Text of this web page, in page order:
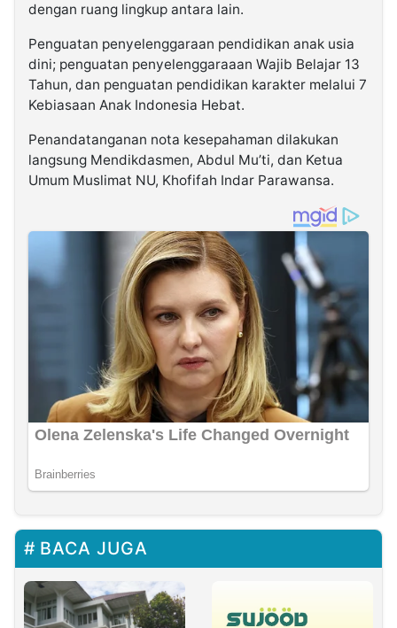
dengan ruang lingkup antara lain.
Penguatan penyelenggaraan pendidikan anak usia
dini; penguatan penyelenggaraaan Wajib Belajar 13
Tahun, dan penguatan pendidikan karakter melalui 7
Kebiasaan Anak Indonesia Hebat.
Penandatanganan nota kesepahaman dilakukan
langsung Mendikdasmen, Abdul Mu’ti, dan Ketua
Umum Muslimat NU, Khofifah Indar Parawansa.
BACA JUGA